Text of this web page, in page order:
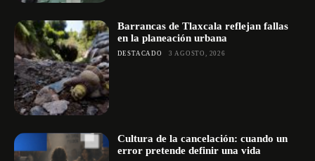
Barrancas de Tlaxcala reflejan fallas
en la planeación urbana
DESTACADO 3 AGOSTO, 2026
Cultura de la cancelación: cuando un
error pretende definir una vida